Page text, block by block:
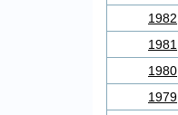
1982
1981
1980
1979